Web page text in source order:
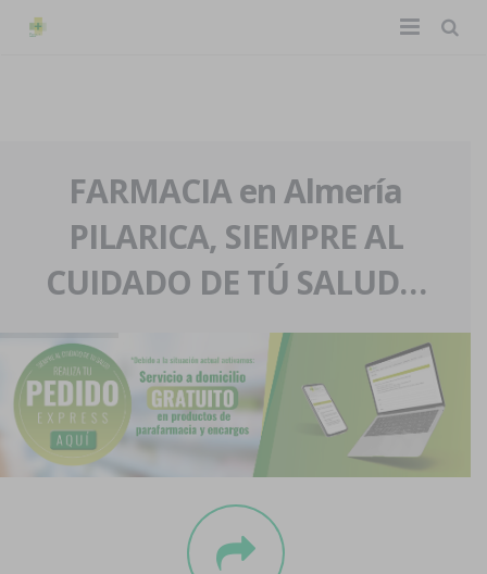
La farmacia
Nuestra historia
Nuestro equipo
Eventos
Servicios y reservas
Pedidos express
Blog
Contacto
Boletín
FARMACIA en Almería
PILARICA, SIEMPRE AL
CUIDADO DE TÚ SALUD…